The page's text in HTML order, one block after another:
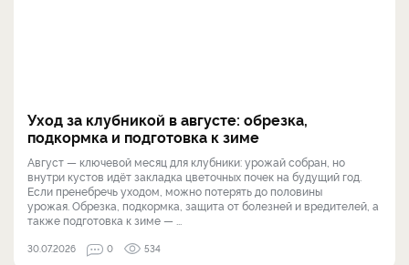
Уход за клубникой в августе: обрезка,
подкормка и подготовка к зиме
Август — ключевой месяц для клубники: урожай собран, но
внутри кустов идёт закладка цветочных почек на будущий год.
Если пренебречь уходом, можно потерять до половины
урожая. Обрезка, подкормка, защита от болезней и вредителей, а
также подготовка к зиме — ...
30.07.2026 0 534